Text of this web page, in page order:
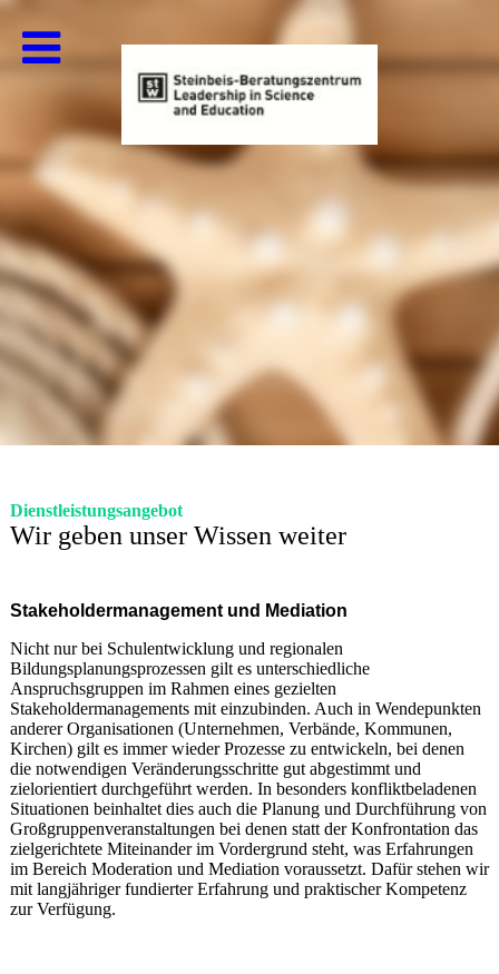
Dienstleistungsangebot
Wir geben unser Wissen weiter
Stakeholdermanagement und Mediation
Nicht nur bei Schulentwicklung und regionalen
Bildungsplanungsprozessen gilt es unterschiedliche
Anspruchsgruppen im Rahmen eines gezielten
Stakeholdermanagements mit einzubinden. Auch in Wendepunkten
anderer Organisationen (Unternehmen, Verbände, Kommunen,
Kirchen) gilt es immer wieder Prozesse zu entwickeln, bei denen
die notwendigen Veränderungsschritte gut abgestimmt und
zielorientiert durchgeführt werden. In besonders konfliktbeladenen
Situationen beinhaltet dies auch die Planung und Durchführung von
Großgruppenveranstaltungen bei denen statt der Konfrontation das
zielgerichtete Miteinander im Vordergrund steht, was Erfahrungen
im Bereich Moderation und Mediation voraussetzt. Dafür stehen wir
mit langjähriger fundierter Erfahrung und praktischer Kompetenz
zur Verfügung.